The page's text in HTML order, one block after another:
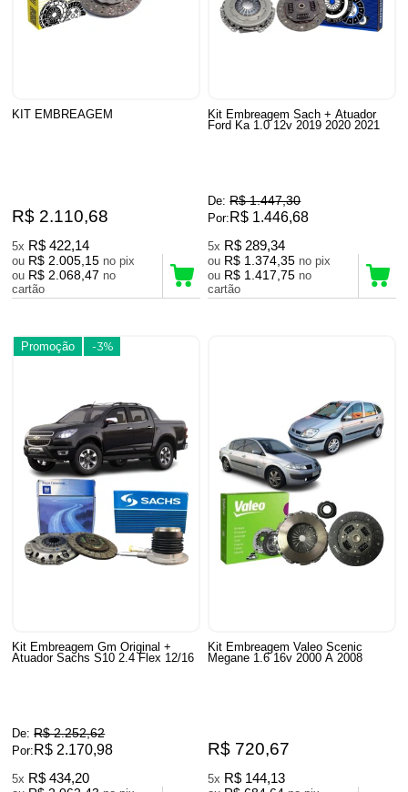
KIT EMBREAGEM
R$ 2.110,68
5x R$ 422,14
ou R$ 2.005,15
no pix
ou R$ 2.068,47 no
cartão
Kit Embreagem Sach + Atuador
Ford Ka 1.0 12v 2019 2020 2021
De: R$ 1.447,30
Por: R$ 1.446,68
5x R$ 289,34
ou R$ 1.374,35
no pix
ou R$ 1.417,75 no
cartão
Promoção -3%
Kit Embreagem Gm Original +
Atuador Sachs S10 2.4 Flex 12/16
De: R$ 2.252,62
Por: R$ 2.170,98
5x R$ 434,20
Kit Embreagem Valeo Scenic
Megane 1.6 16v 2000 A 2008
R$ 720,67
5x R$ 144,13